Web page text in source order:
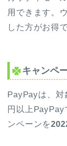
用できます。
した方がお得
キャンペ
PayPayは、対
円以上
ンペーンを